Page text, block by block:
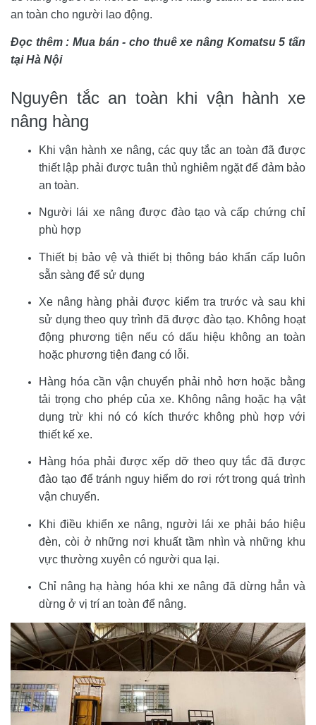
an toàn cho người lao động.
Đọc thêm : Mua bán - cho thuê xe nâng Komatsu 5 tấn
tại Hà Nội
Nguyên tắc an toàn khi vận hành xe
nâng hàng
Khi vận hành xe nâng, các quy tắc an toàn đã được
thiết lập phải được tuân thủ nghiêm ngặt để đảm bảo
an toàn.
Người lái xe nâng được đào tạo và cấp chứng chỉ
phù hợp
Thiết bị bảo vệ và thiết bị thông báo khẩn cấp luôn
sẵn sàng để sử dụng
Xe nâng hàng phải được kiểm tra trước và sau khi
sử dụng theo quy trình đã được đào tạo. Không hoạt
động phương tiện nếu có dấu hiệu không an toàn
hoặc phương tiện đang có lỗi.
Hàng hóa cần vận chuyển phải nhỏ hơn hoặc bằng
tải trọng cho phép của xe. Không nâng hoặc hạ vật
dụng trừ khi nó có kích thước không phù hợp với
thiết kế xe.
Hàng hóa phải được xếp dỡ theo quy tắc đã được
đào tạo để tránh nguy hiểm do rơi rớt trong quá trình
vận chuyển.
Khi điều khiển xe nâng, người lái xe phải báo hiệu
đèn, còi ở những nơi khuất tầm nhìn và những khu
vực thường xuyên có người qua lại.
Chỉ nâng hạ hàng hóa khi xe nâng đã dừng hẳn và
dừng ở vị trí an toàn để nâng.